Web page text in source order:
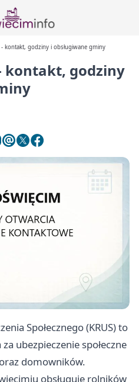
- kontakt, godziny i obsługiwane gminy
kontakt, godziny
Społecznego (KRUS) to
ubezpieczenie społeczne
domowników.
obsługuje rolników